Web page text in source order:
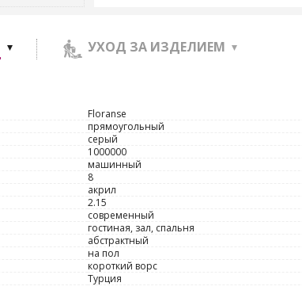
УХОД ЗА ИЗДЕЛИЕМ
Floranse
прямоугольный
серый
1000000
машинный
8
акрил
2.15
современный
гостиная, зал, спальня
абстрактный
на пол
короткий ворс
Турция